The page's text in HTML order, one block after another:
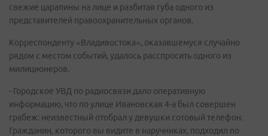
свежие царапины на лице и разбитая губа одного из
представителей правоохранительных органов.
Корреспонденту «Владивостока», оказавшемуся случайно
рядом c местом событий, удалось расспросить одного из
милиционеров.
- Городское УВД по радиосвязи дало оперативную
информацию, что по улице Ивановская 4-а был совершен
грабеж: неизвестный отобрал у девушки сотовый телефон.
Гражданин, которого вы видите в наручниках, подходил по